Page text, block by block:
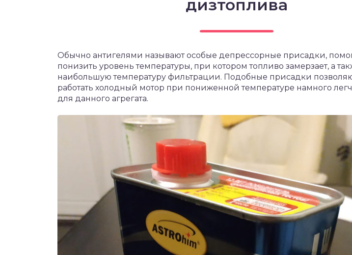
дизтоплива
Обычно антигелями называют особые депрессорные присадки,
понизить уровень температуры, при котором топливо замерзает, а
наибольшую температуру фильтрации. Подобные присадки
работать холодный мотор при пониженной температуре намного
для данного агрегата.